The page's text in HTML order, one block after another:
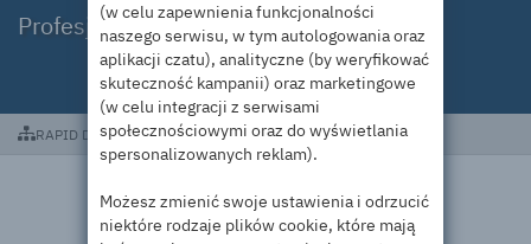
Profesjonalna obsługa domen .rentals
RAPID DC Domeny .rentals
(w celu zapewnienia funkcjonalności
naszego serwisu, w tym autologowania oraz
aplikacji czatu), analityczne (by weryfikować
skuteczność kampanii) oraz marketingowe
(w celu integracji z serwisami
społecznościowymi oraz do wyświetlania
spersonalizowanych reklam).
Możesz zmienić swoje ustawienia i odrzucić
niektóre rodzaje plików cookie, które mają